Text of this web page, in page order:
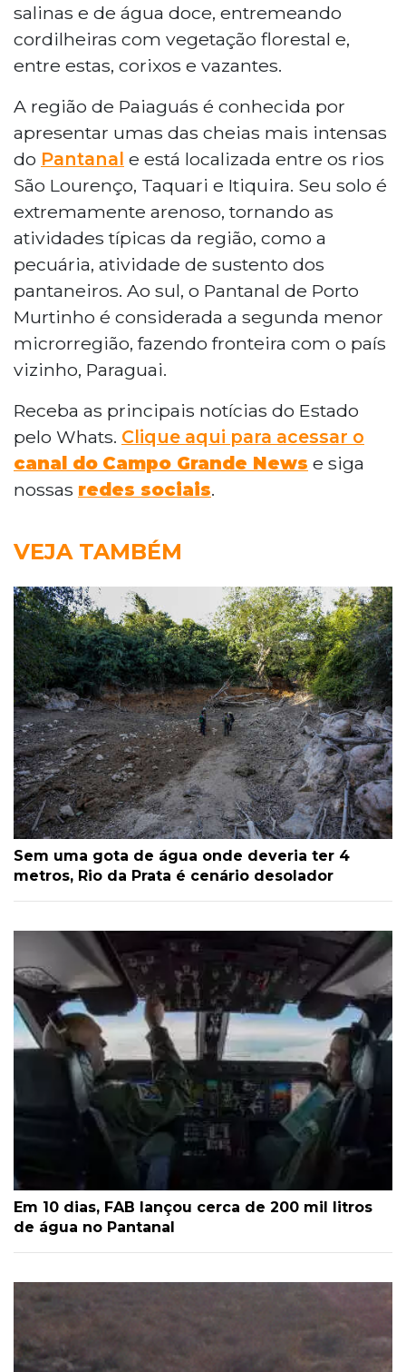
salinas e de água doce, entremeando
cordilheiras com vegetação florestal e,
entre estas, corixos e vazantes.
A região de Paiaguás é conhecida por
apresentar umas das cheias mais intensas
do Pantanal e está localizada entre os rios
São Lourenço, Taquari e Itiquira. Seu solo é
extremamente arenoso, tornando as
atividades típicas da região, como a
pecuária, atividade de sustento dos
pantaneiros. Ao sul, o Pantanal de Porto
Murtinho é considerada a segunda menor
microrregião, fazendo fronteira com o país
vizinho, Paraguai.
Receba as principais notícias do Estado
pelo Whats. Clique aqui para acessar o
canal do Campo Grande News e siga
nossas redes sociais.
VEJA TAMBÉM
Sem uma gota de água onde deveria ter 4
metros, Rio da Prata é cenário desolador
Em 10 dias, FAB lançou cerca de 200 mil litros
de água no Pantanal